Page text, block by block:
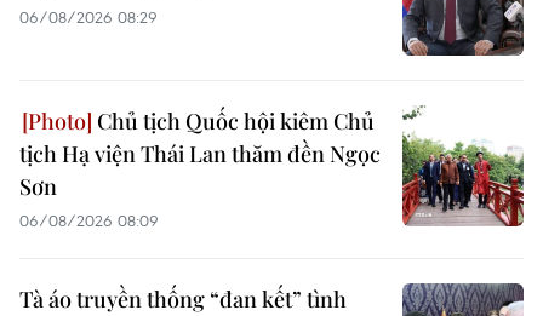
06/08/2026 08:29
Chủ tịch Quốc hội kiêm Chủ
tịch Hạ viện Thái Lan thăm đền Ngọc
Sơn
06/08/2026 08:09
Tà áo truyền thống “đan kết” tình